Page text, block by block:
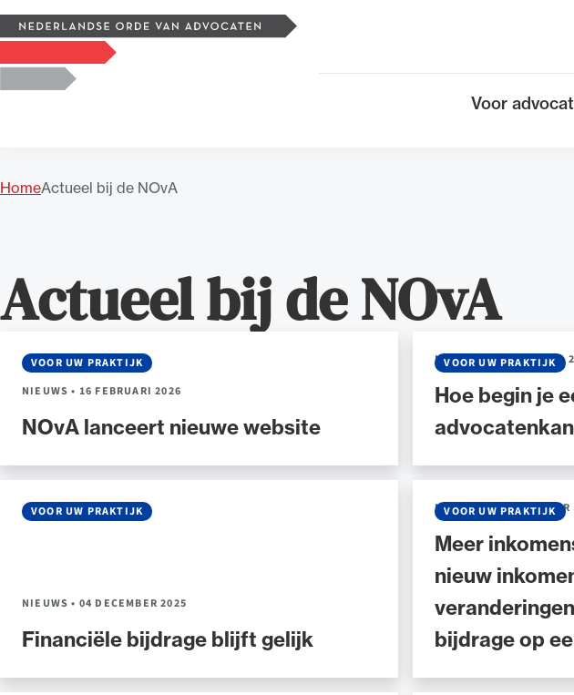
Logo, to the homepage
Toon
Voor
HomeActueel bij de NOvA
Actueel bij de NOvA
NOvA lanceert nieuwe website
VOOR UW PRAKTIJK
NIEUWS• 16 FEBRUARI 2026
Hoe begin je
VOOR UW PRAKTIJK
NIEUWS•03 FEBRUARI
Financiële bijdrage blijft gelijk
VOOR UW PRAKTIJK
NIEUWS• 04 DECEMBER 2025
Meer
nieuw
bijdrage op
VOOR UW PRAKTIJK
NIEUWS•04 DECEMBER
Zoeken
Uitgelicht
(Voda) en de Regeling op de advocatuur (Roda).